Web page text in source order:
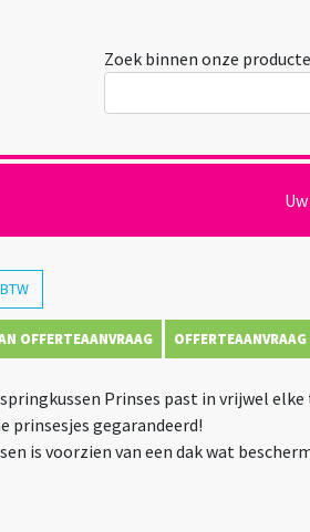
Zoek binnen onze
OFFERTEAANVRAAG
Prinses past in vrijwel
prinsesjes gegarandeerd!
is voorzien van een dak wat